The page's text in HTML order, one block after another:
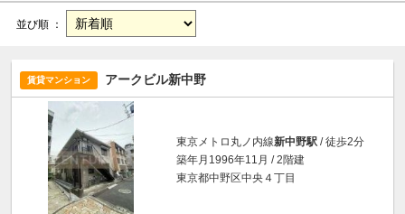
並び順 ：
賃貸マンション アークビル新中野
東京メトロ丸ノ内線新中野駅 / 徒歩2分
築年月1996年11月 / 2階建
東京都中野区中央４丁目